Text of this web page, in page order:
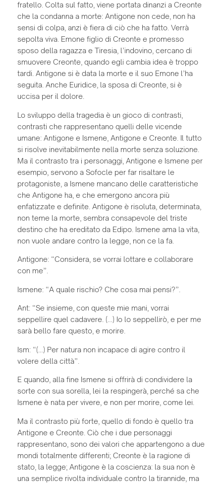
fratello. Colta sul fatto, viene portata dinanzi a Creonte
che la condanna a morte: Antigone non cede, non ha
sensi di colpa, anzi è fiera di ciò che ha fatto. Verrà
sepolta viva. Emone figlio di Creonte e promesso
sposo della ragazza e Tiresia, l’indovino, cercano di
smuovere Creonte, quando egli cambia idea è troppo
tardi. Antigone si è data la morte e il suo Emone l’ha
seguita. Anche Euridice, la sposa di Creonte, si è
uccisa per il dolore.
Lo sviluppo della tragedia è un gioco di contrasti,
contrasti che rappresentano quelli delle vicende
umane: Antigone e Ismene, Antigone e Creonte. Il tutto
si risolve inevitabilmente nella morte senza soluzione.
Ma il contrasto tra i personaggi, Antigone e Ismene per
esempio, servono a Sofocle per far risaltare le
protagoniste, a Ismene mancano delle caratteristiche
che Antigone ha, e che emergono ancora più
enfatizzate e definite. Antigone è risoluta, determinata,
non teme la morte, sembra consapevole del triste
destino che ha ereditato da Edipo. Ismene ama la vita,
non vuole andare contro la legge, non ce la fa.
Antigone: “Considera, se vorrai lottare e collaborare
con me”.
Ismene: “A quale rischio? Che cosa mai pensi?”.
Ant: “Se insieme, con queste mie mani, vorrai
seppellire quel cadavere. (…) Io lo seppellirò, e per me
sarà bello fare questo, e morire.
Ism: “(…) Per natura non incapace di agire contro il
volere della città”.
E quando, alla fine Ismene si offrirà di condividere la
sorte con sua sorella, lei la respingerà, perché sa che
Ismene è nata per vivere, e non per morire, come lei.
Ma il contrasto più forte, quello di fondo è quello tra
Antigone e Creonte. Ciò che i due personaggi
rappresentano, sono dei valori che appartengono a due
mondi totalmente differenti; Creonte è la ragione di
stato, la legge; Antigone è la coscienza: la sua non è
una semplice rivolta individuale contro la tirannide, ma